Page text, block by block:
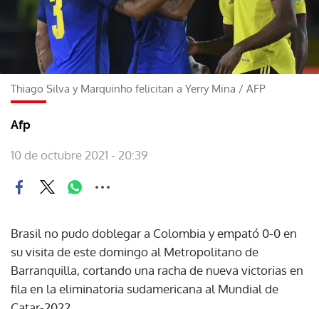
Thiago Silva y Marquinho felicitan a Yerry Mina / AFP
Afp
10 de octubre 2021 - 20:39
Brasil no pudo doblegar a Colombia y empató 0-0 en
su visita de este domingo al Metropolitano de
Barranquilla, cortando una racha de nueva victorias en
fila en la eliminatoria sudamericana al Mundial de